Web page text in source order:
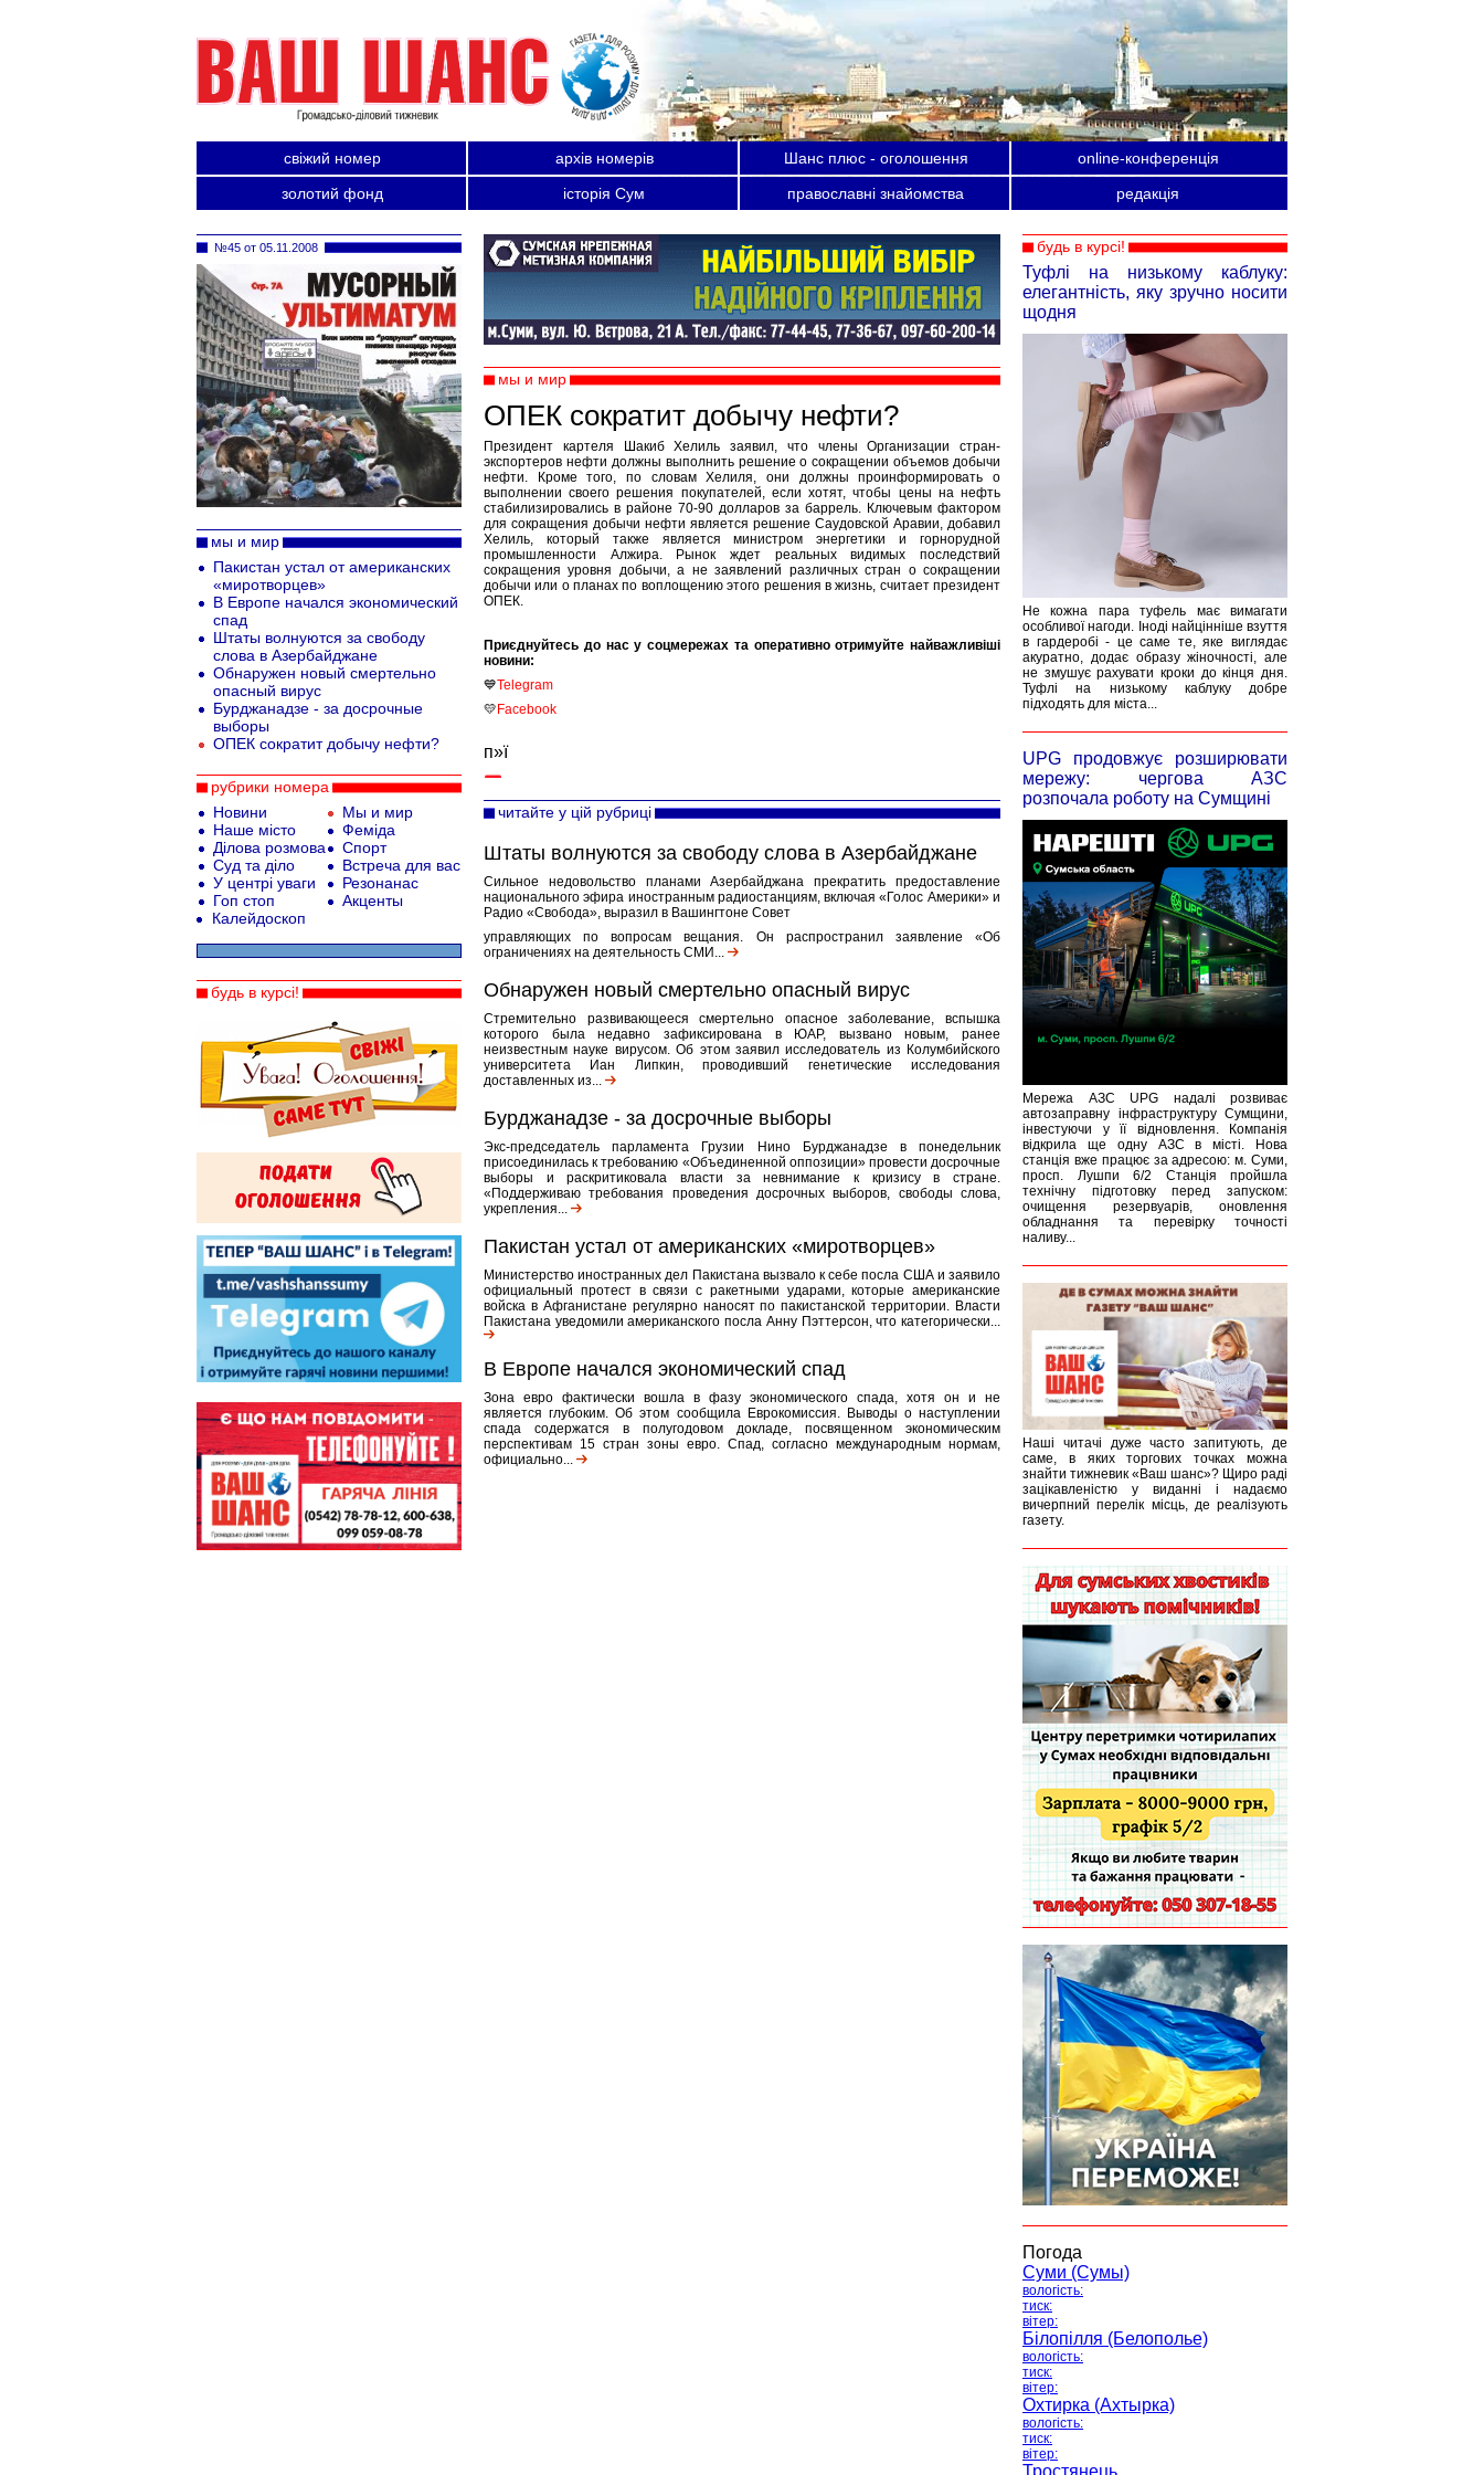
свіжий номер архів номерів Шанс плюс - оголошення
online-конференція
золотий фонд
історія Сум православні знайомства редакція
мы и мир
ОПЕК coкpaтит дoбычy нeфти?
Президент картеля Шакиб Хелиль заявил, что члены Организации стран-
экспортеров нефти должны выполнить решение о сокращении объемов добычи
нефти. Кроме того, по словам Хелиля, они должны проинформировать о
выполнении своего решения покупателей, если хотят, чтобы цены на нефть
стабилизировались в районе 70-90 долларов за баррель. Ключевым фактором
для сокращения добычи нефти является решение Саудовской Аравии, добавил
Хелиль, который также является министром энергетики и горнорудной
промышленности Алжира. Рынок ждет реальных видимых последствий
сокращения уровня добычи, а не заявлений различных стран о сокращении
добычи или о планах по воплощению этого решения в жизнь, считает президент
ОПЕК.
Приєднуйтесь до нас у соцмережах та оперативно отримуйте найважливіші
новини:
💙Telegram
💛 Facebook
п»ї
читайте у цій рубриці
Штаты волнуются за свободу слова в Азербайджане
Сильное недовольство планами Азербайджана прекратить предоставление
национального эфира иностранным радиостанциям, включая «Голос Америки» и
Радио «Свобода», выразил в Вашингтоне Совет
управляющих по вопросам вещания. Он распространил заявление «Об
ограничениях на деятельность СМИ...
Обнаружен новый смертельно опасный вирус
Стремительно развивающееся смертельно опасное заболевание, вспышка
которого была недавно зафиксирована в ЮАР, вызвано новым, ранее
неизвестным науке вирусом. Об этом заявил исследователь из Колумбийского
университета Иан Липкин, проводивший генетические исследования
доставленных из...
Бурджанадзе - за досрочные выборы
Экс-председатель парламента Грузии Нино Бурджанадзе в понедельник
присоединилась к требованию «Объединенной оппозиции» провести досрочные
выборы и раскритиковала власти за невнимание к кризису в стране.
«Поддерживаю требования проведения досрочных выборов, свободы слова,
укрепления...
Пакистан устал от американских «миротворцев»
Министерство иностранных дел Пакистана вызвало к себе посла США и заявило
официальный протест в связи с ракетными ударами, которые американские
войска в Афганистане регулярно наносят по пакистанской территории. Власти
Пакистана уведомили американского посла Анну Пэттерсон, что категорически...
В Европе начался экономический спад
Зона евро фактически вошла в фазу экономического спада, хотя он и не
является глубоким. Об этом сообщила Еврокомиссия. Выводы о наступлении
спада содержатся в полугодовом докладе, посвященном экономическим
перспективам 15 стран зоны евро. Спад, согласно международным нормам,
официально...
будь в курсі!
Туфлі на низькому каблуку:
елегантність, яку зручно носити
щодня
Не кожна пара туфель має вимагати
особливої нагоди. Іноді найцінніше взуття
в гардеробі - це саме те, яке виглядає
акуратно, додає образу жіночності, але
не змушує рахувати кроки до кінця дня.
Туфлі на низькому каблуку добре
підходять для міста...
UPG продовжує розширювати
мережу: чергова АЗС
розпочала роботу на Сумщині
Мережа АЗС UPG надалі розвиває
автозаправну інфраструктуру Сумщини,
інвестуючи у її відновлення. Компанія
відкрила ще одну АЗС в місті. Нова
станція вже працює за адресою: м. Суми,
просп. Лушпи 6/2 Станція пройшла
технічну підготовку перед запуском:
очищення резервуарів, оновлення
обладнання та перевірку точності
наливу...
Наші читачі дуже часто запитують, де
саме, в яких торгових точках можна
знайти тижневик «Ваш шанс»? Щиро раді
зацікавленістю у виданні і надаємо
вичерпний перелік місць, де реалізують
газету.
Погода
Суми (Сумы)
вологість:
тиск:
вітер:
Білопілля (Белополье)
вологість:
тиск:
вітер:
Охтирка (Ахтырка)
вологість:
тиск:
вітер:
Тростянець
№45 от 05.11.2008
мы и мир
Пакистан устал от американских
«миротворцев»
В Европе начался экономический
спад
Штаты волнуются за свободу
слова в Азербайджане
Обнаружен новый смертельно
опасный вирус
Бурджанадзе - за досрочные
выборы
ОПЕК coкpaтит дoбычy нeфти?
рубрики номера
Новини
Наше місто
Ділова розмова
Суд та діло
У центрі уваги
Гоп стоп
Мы и мир
Феміда
Спорт
Встреча для вас
Резонанас
Акценты
Калейдоскоп
будь в курсі!